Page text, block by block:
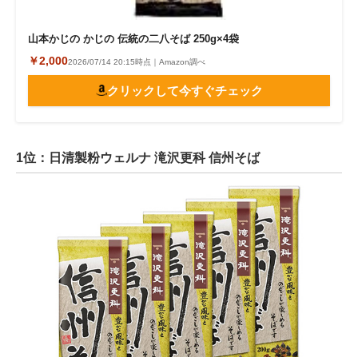
山本かじの かじの 伝統の二八そば 250g×4袋
￥2,0002026/07/14 20:15時点｜Amazon調べ
クリックして今すぐチェック
1位：日清製粉ウェルナ 滝沢更科 信州そば